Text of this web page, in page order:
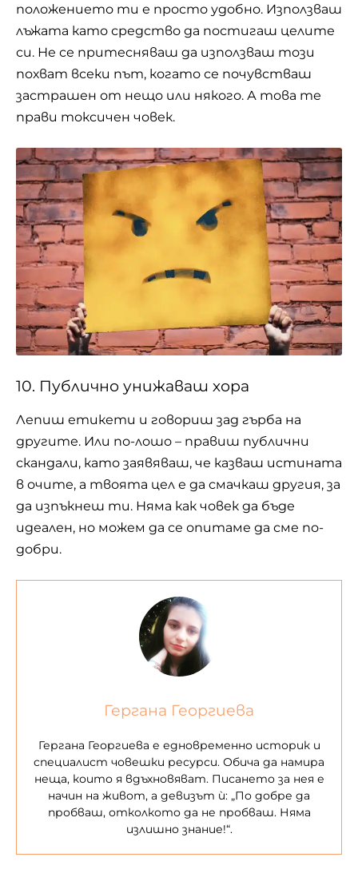
положението ти е просто удобно. Използваш
лъжата като средство да постигаш целите
си. Не се притесняваш да използваш този
похват всеки път, когато се почувстваш
застрашен от нещо или някого. А това те
прави токсичен човек.
10. Публично унижаваш хора
Лепиш етикети и говориш зад гърба на
другите. Или по-лошо – правиш публични
скандали, като заявяваш, че казваш истината
в очите, а твоята цел е да смачкаш другия, за
да изпъкнеш ти. Няма как човек да бъде
идеален, но можем да се опитаме да сме по-
добри.
Гергана Георгиева
Гергана Георгиева е едновременно историк и
специалист човешки ресурси. Обича да намира
неща, които я вдъхновяват. Писането за нея е
начин на живот, а девизът ѝ: „По добре да
пробваш, отколкото да не пробваш. Няма
излишно знание!“.